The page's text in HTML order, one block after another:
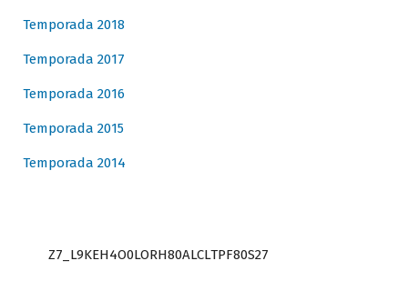
Temporada 2018
Temporada 2017
Temporada 2016
Temporada 2015
Temporada 2014
Z7_L9KEH4O0LORH80ALCLTPF80S27